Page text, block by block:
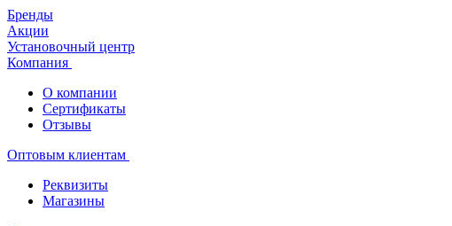
Бренды
Акции
Установочный центр
Компания
О компании
Сертификаты
Отзывы
Оптовым клиентам
Реквизиты
Магазины